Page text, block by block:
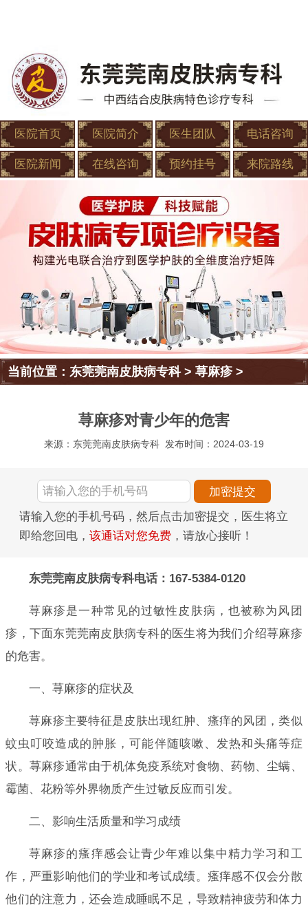
医院首页 医院简介 医生团队 电话咨询
医院新闻 在线咨询 预约挂号 来院路线
当前位置：东莞莞南皮肤病专科>荨麻疹>
荨麻疹对青少年的危害
来源：东莞莞南皮肤病专科 发布时间：2024-03-19
请输入您的手机号码，然后点击加密提交，医生将立
即给您回电， 该通话对您免费 ，请放心接听！
东莞莞南皮肤病专科电话：167-5384-0120
荨麻疹是一种常见的过敏性皮肤病，也被称为风团
疹，下面东莞莞南皮肤病专科的医生将为我们介绍荨麻疹
的危害。
一、荨麻疹的症状及
荨麻疹主要特征是皮肤出现红肿、瘙痒的风团，类似
蚊虫叮咬造成的肿胀，可能伴随咳嗽、发热和头痛等症
状。荨麻疹通常由于机体免疫系统对食物、药物、尘螨、
霉菌、花粉等外界物质产生过敏反应而引发。
二、影响生活质量和学习成绩
荨麻疹的瘙痒感会让青少年难以集中精力学习和工
作，严重影响他们的学业和考试成绩。瘙痒感不仅会分散
他们的注意力，还会造成睡眠不足，导致精神疲劳和体力